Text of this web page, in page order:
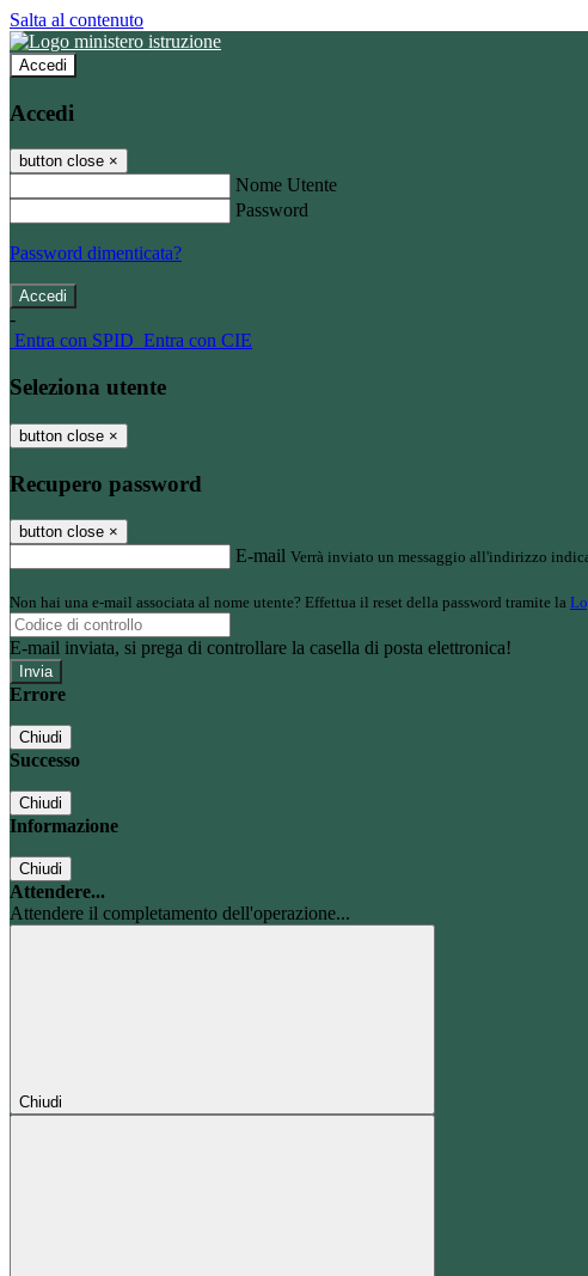
Salta al contenuto
Accedi
Accedi
button close ×
Nome Utente
Password
Password dimenticata?
-
Entra con SPID Entra con CIE
Seleziona utente
button close ×
Recupero password
button close ×
E-mail Verrà inviato un messaggio all'indirizzo
Non hai una e-mail associata al nome utente? Effettua il reset della password tramite la
E-mail inviata, si prega di controllare la casella di posta elettronica!
Errore
Chiudi
Successo
Chiudi
Informazione
Chiudi
Attendere...
Attendere il completamento dell'operazione...
Chiudi